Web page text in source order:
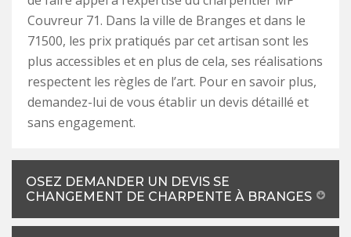
Couvreur 71. Dans la ville de Branges et dans le
71500, les prix pratiqués par cet artisan sont les
plus accessibles et en plus de cela, ses réalisations
respectent les règles de l’art. Pour en savoir plus,
demandez-lui de vous établir un devis détaillé et
sans engagement.
OSEZ DEMANDER UN DEVIS SE
CHANGEMENT DE CHARPENTE À BRANGES